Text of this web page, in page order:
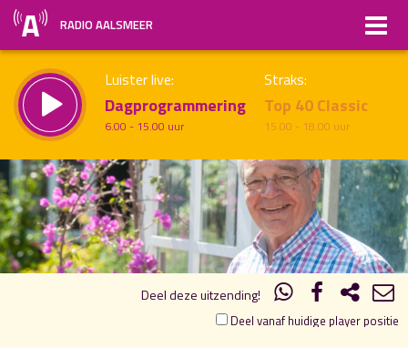
RADIO AALSMEER
Luister live:
Dagprogrammering
6.00 - 15.00 uur
Straks:
Top 40 Classic
15.00 - 18.00 uur
19.00 20.00
Vorig uur uur 1 van 1 Volgend uur
Inklappen
Deel deze uitzending!
Deel vanaf huidige player positie